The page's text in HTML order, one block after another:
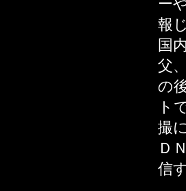
ー
報
国
父
の
ト
撮
Ｄ
信